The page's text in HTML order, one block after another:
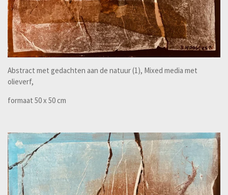
Abstract met gedachten aan de natuur (1), Mixed media met
olieverf,
formaat 50 x 50 cm